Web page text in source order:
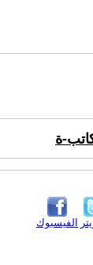
ة
الفيسبوك